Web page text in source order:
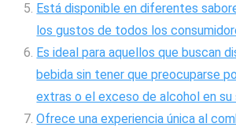
Está disponible en diferentes
los gustos de todos los
Es ideal para aquellos que buscan
bebida sin tener que preocuparse
extras o el exceso de alcohol en su
Ofrece una experiencia única al